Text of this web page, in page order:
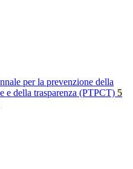
per la prevenzione della
e della trasparenza (PTPCT) 5